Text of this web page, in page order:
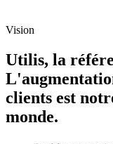
Vision
Utilis, la
clients est
monde.